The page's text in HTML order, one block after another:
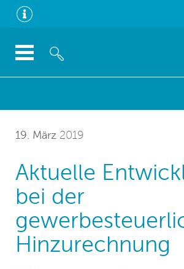
19. März 2019
Aktuelle
bei der
Hinzurechnung